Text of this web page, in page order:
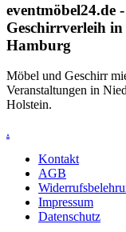
eventmöbel24.de
Geschirr­verleih
Hamburg
Möbel und Geschirr
Veranstaltungen in
Holstein.
.
Kontakt
AGB
Impressum
Datenschutz